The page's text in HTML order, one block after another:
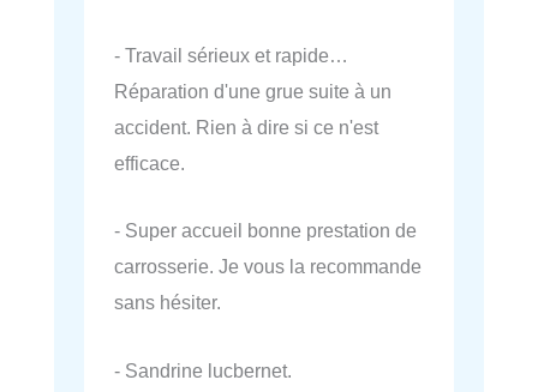
- Travail sérieux et rapide…
Réparation d'une grue suite à un
accident. Rien à dire si ce n'est
efficace.
- Super accueil bonne prestation de
carrosserie. Je vous la recommande
sans hésiter.
- Sandrine lucbernet.